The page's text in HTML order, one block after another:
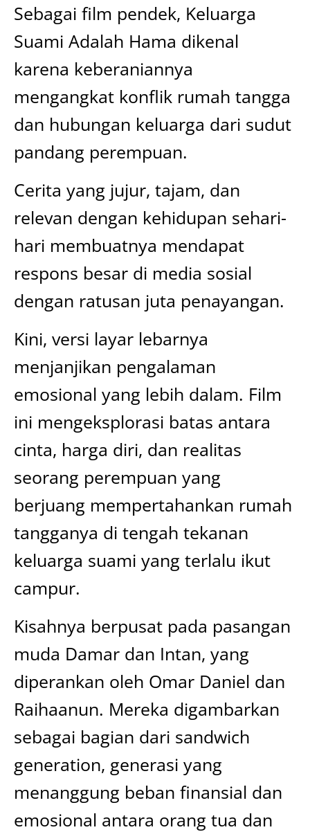
Sebagai film pendek, Keluarga
Suami Adalah Hama dikenal
karena keberaniannya
mengangkat konflik rumah tangga
dan hubungan keluarga dari sudut
pandang perempuan.
Cerita yang jujur, tajam, dan
relevan dengan kehidupan sehari-
hari membuatnya mendapat
respons besar di media sosial
dengan ratusan juta penayangan.
Kini, versi layar lebarnya
menjanjikan pengalaman
emosional yang lebih dalam. Film
ini mengeksplorasi batas antara
cinta, harga diri, dan realitas
seorang perempuan yang
berjuang mempertahankan rumah
tangganya di tengah tekanan
keluarga suami yang terlalu ikut
campur.
Kisahnya berpusat pada pasangan
muda Damar dan Intan, yang
diperankan oleh Omar Daniel dan
Raihaanun. Mereka digambarkan
sebagai bagian dari sandwich
generation, generasi yang
menanggung beban finansial dan
emosional antara orang tua dan